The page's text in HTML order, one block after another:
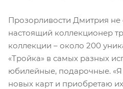
Прозорливости Дмитрия не
настоящий коллекционер
коллекции – около 200
«Тройка» в самых разных
юбилейные, подарочные.
новых карт и приобретаю